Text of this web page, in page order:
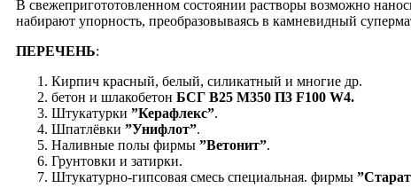
В свежепригототовленном состоянии растворы возможно
набирают упорность, преобразовываясь в камневидный
ПЕРЕЧЕНЬ:
Кирпич красный, белый, силикатный и многие др.
бетон и шлакобетон БСГ В25 М350 П3 F100 W4.
Штукатурки ”Керафлекс”.
Шпатлёвки ”Унифлот”.
Наливные полы фирмы ”Ветонит”.
Грунтовки и затирки.
Штукатурно-гипсовая смесь специальная. фирмы